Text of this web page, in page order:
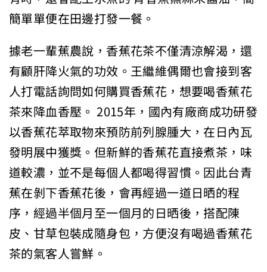
簡單單便在田邊打發一餐。
據老一輩蕉農說，香蕉花茶不僅清涼解渴，還
有顧肝降火氣的功效。王繼維偶爾也會接到客
人打電話詢問如何購買香蕉花，想要喝香蕉花
茶來降血香壓。 2015年，國內有廠商成功研發
以香蕉花萃取物來預防前列腺腫大，在日內瓦
發明展中獲獎。但新鮮的香蕉花直接煮茶，味
道較濃，並不是每個人都喝得習慣。因此台青
蕉在剝下香蕉花後，會再經過一道日晒的程
序，經過半個月至一個月的日晒後，搭配陳
皮、甘草包裝成隨身包，方便沒有喝過香蕉花
茶的氣客人嘗鮮。